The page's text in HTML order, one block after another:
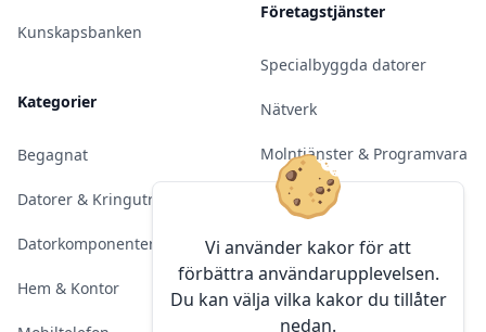
Vi använder kakor för att
förbättra användarupplevelsen.
Du kan välja vilka kakor du tillåter
nedan.
Kunskapsbanken
Kategorier
Begagnat
Datorer & Kringutrustning
Datorkomponenter
Hem & Kontor
Företagstjänster
Specialbyggda datorer
Nätverk
Molntjänster & Programvara
Server & Backup
Kameraövervakning
Konferens & Public Display